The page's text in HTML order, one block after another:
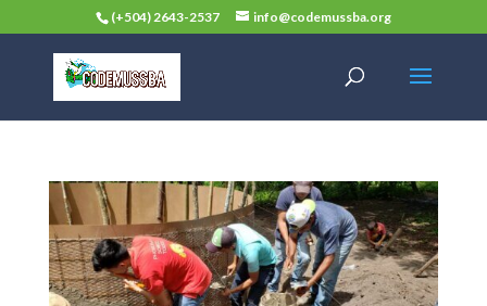
(+504) 2643-2537 info@codemussba.org